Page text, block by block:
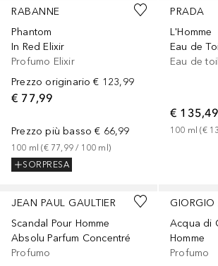
RABANNE
Phantom
In Red Elixir
Profumo Elixir
Prezzo originario € 123,99
€ 77,99
Prezzo più basso € 66,99
100 ml (€ 77,99 / 100 ml)
SORPRESA
PRADA
L'Homme
Eau de
Eau de
€ 135,49
100 ml (€
JEAN PAUL GAULTIER
Scandal Pour Homme
Absolu Parfum Concentré
Profumo
GIORGIO
Acqua di
Homme
Profumo